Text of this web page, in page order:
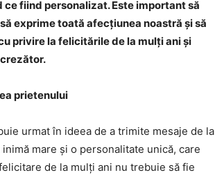
fiind personalizat. Este important să
exprime toată afecțiunea noastră și să
privire la felicitările de la mulți ani și
prietenului
urmat în ideea de a trimite mesaje de la
mare și o personalitate unică, care
de la mulți ani nu trebuie să fie